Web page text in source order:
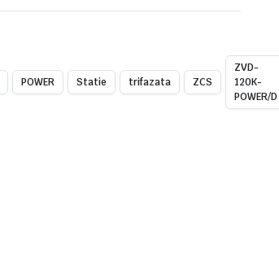
POWER Statie trifazata ZCS
ZVD-
120K-
POWER/D